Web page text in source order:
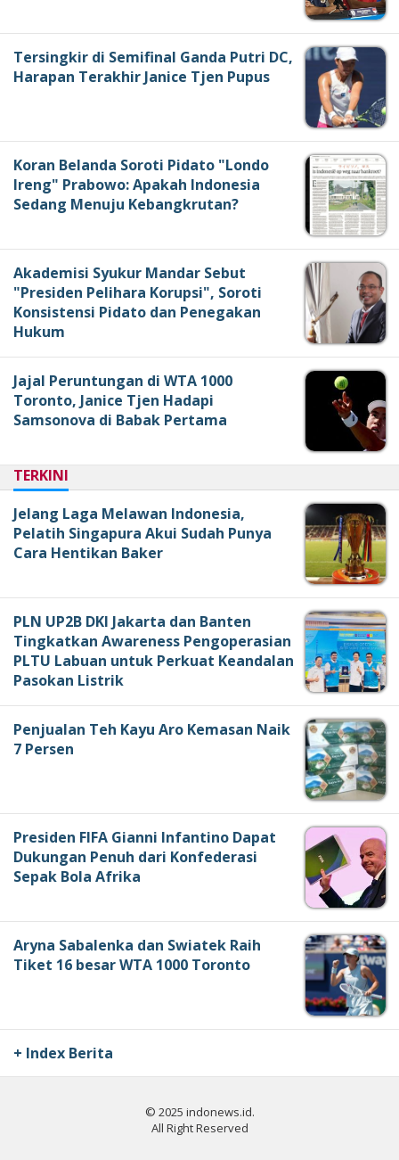
Tersingkir di Semifinal Ganda Putri DC,
Harapan Terakhir Janice Tjen Pupus
Koran Belanda Soroti Pidato "Londo
Ireng" Prabowo: Apakah Indonesia
Sedang Menuju Kebangkrutan?
Akademisi Syukur Mandar Sebut
"Presiden Pelihara Korupsi", Soroti
Konsistensi Pidato dan Penegakan
Hukum
Jajal Peruntungan di WTA 1000
Toronto, Janice Tjen Hadapi
Samsonova di Babak Pertama
TERKINI
Jelang Laga Melawan Indonesia,
Pelatih Singapura Akui Sudah Punya
Cara Hentikan Baker
PLN UP2B DKI Jakarta dan Banten
Tingkatkan Awareness Pengoperasian
PLTU Labuan untuk Perkuat Keandalan
Pasokan Listrik
Penjualan Teh Kayu Aro Kemasan Naik
7 Persen
Presiden FIFA Gianni Infantino Dapat
Dukungan Penuh dari Konfederasi
Sepak Bola Afrika
Aryna Sabalenka dan Swiatek Raih
Tiket 16 besar WTA 1000 Toronto
+ Index Berita
© 2025 indonews.id.
All Right Reserved